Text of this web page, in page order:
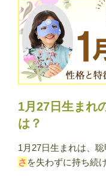
格
と
特
徴
別
の
い・
運
1月27日生まれ
は？
1月27日生まれは、聡
さ を失わずに持ち続